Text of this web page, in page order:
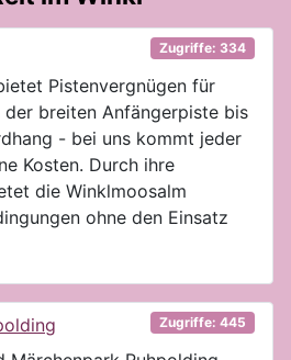
Zugriffe: 334
Pistenvergnügen für
der breiten Anfängerpiste bis
- bei uns kommt jeder
Kosten. Durch ihre
die Winklmoosalm
ohne den Einsatz
Zugriffe: 445